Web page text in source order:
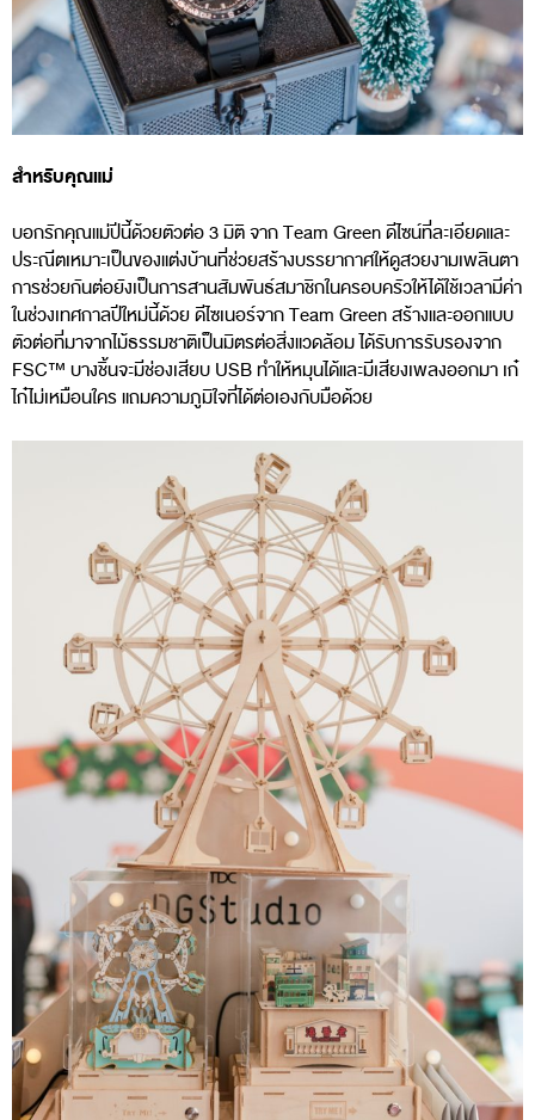
สำหรับคุณแม่
บอกรักคุณแม่ปีนี้ด้วยตัวต่อ 3 มิติ จาก Team Green ดีไซน์ที่ละเอียดและ
ประณีตเหมาะเป็นของแต่งบ้านที่ช่วยสร้างบรรยากาศให้ดูสวยงามเพลินตา
การช่วยกันต่อยังเป็นการสานสัมพันธ์สมาชิกในครอบครัวให้ได้ใช้เวลามีค่า
ในช่วงเทศกาลปีใหม่นี้ด้วย ดีไซเนอร์จาก Team Green สร้างและออกแบบ
ตัวต่อที่มาจากไม้ธรรมชาติเป็นมิตรต่อสิ่งแวดล้อม ได้รับการรับรองจาก
FSC™ บางชิ้นจะมีช่องเสียบ USB ทำให้หมุนได้และมีเสียงเพลงออกมา เก๋
ไก๋ไม่เหมือนใคร แถมความภูมิใจที่ได้ต่อเองกับมือด้วย